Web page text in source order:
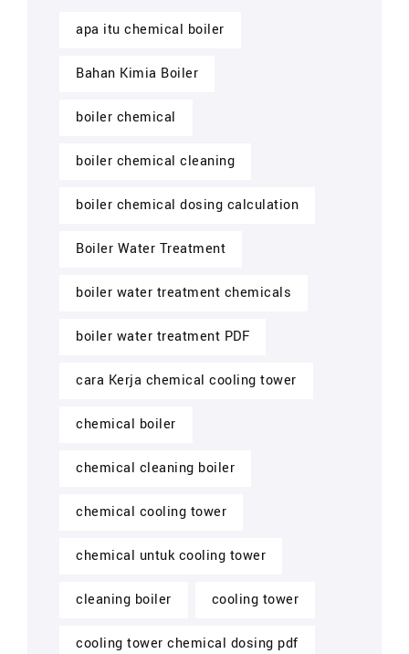
apa itu chemical boiler
Bahan Kimia Boiler
boiler chemical
boiler chemical cleaning
boiler chemical dosing calculation
Boiler Water Treatment
boiler water treatment chemicals
boiler water treatment PDF
cara Kerja chemical cooling tower
chemical boiler
chemical cleaning boiler
chemical cooling tower
chemical untuk cooling tower
cleaning boiler cooling tower
cooling tower chemical dosing pdf